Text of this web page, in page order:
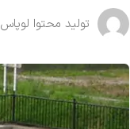
تولید محتوا لوپاس